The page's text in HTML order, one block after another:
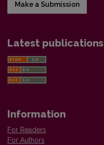
Make a Submission
Latest publications
Information
For Readers
For Authors